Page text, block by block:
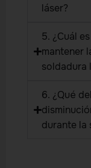
láser?
5. ¿Cuál
mantener
soldadura
6. ¿Qué
durante la